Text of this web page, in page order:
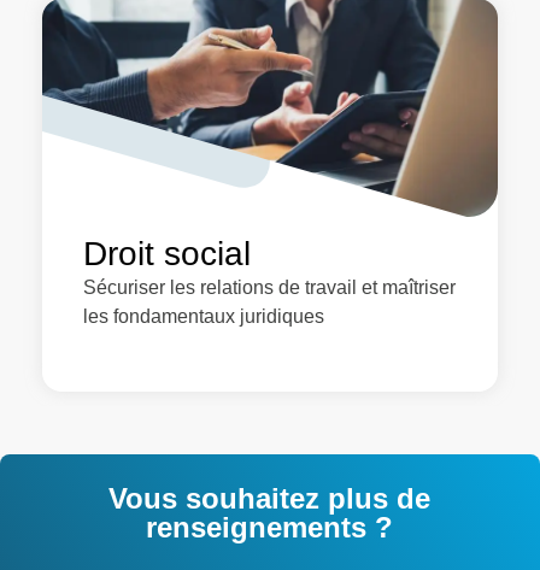
Droit social
Sécuriser les relations de travail et maîtriser
les fondamentaux juridiques
Vous souhaitez plus de
renseignements ?